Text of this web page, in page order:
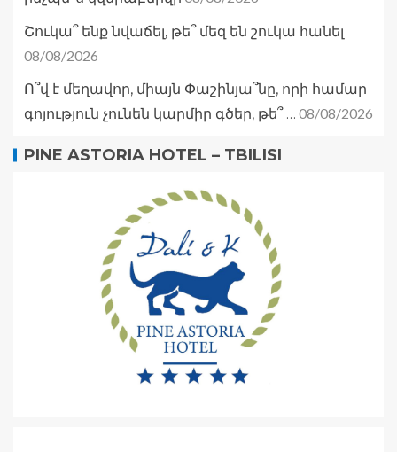
Շուկա՞ ենք նվաճել, թե՞ մեզ են շուկա հանել
08/08/2026
Ո՞վ է մեղավոր, միայն Փաշինյա՞նը, որի համար
գոյություն չունեն կարմիր գծեր, թե՞ … 08/08/2026
PINE ASTORIA HOTEL – TBILISI